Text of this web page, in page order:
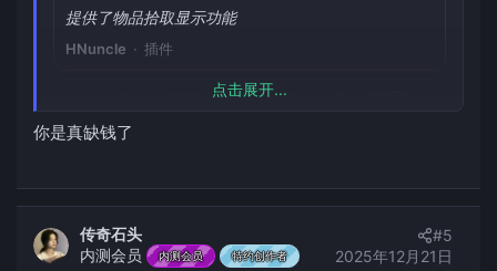
2025年09月04日
根据目标距离自身的距离进行动作切换
wang-shi-bao-liu-wu-pin-lan-he-jing-yan-zhi.57/
双关节人模
HNuncle 美术
提供了物品拾取显示功能
HNuncle 插件
ArcartXMythicExtend——为ax拓展一些mm语句
2025年11月23日
HNuncle 插件
ArcartXDigisDisplay——更全面的伤害/回血显示|兼容MM、AP、Arete、APMM
2025年09月05日
点击展开...
你是真缺钱了
传奇石头
内测会员
内测会员 特约创作者 2025年12月21日
#5